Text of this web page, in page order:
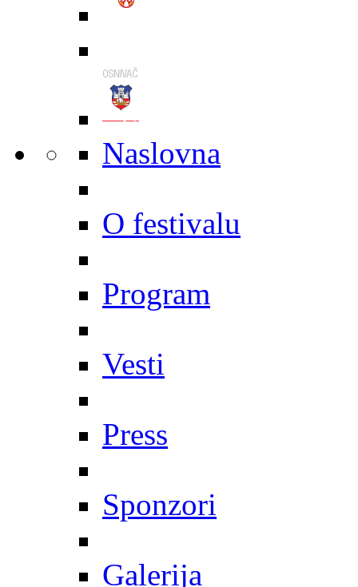
Naslovna
O festivalu
Program
Vesti
Press
Sponzori
Galerija